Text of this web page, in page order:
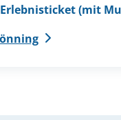
Erlebnisticket (mit